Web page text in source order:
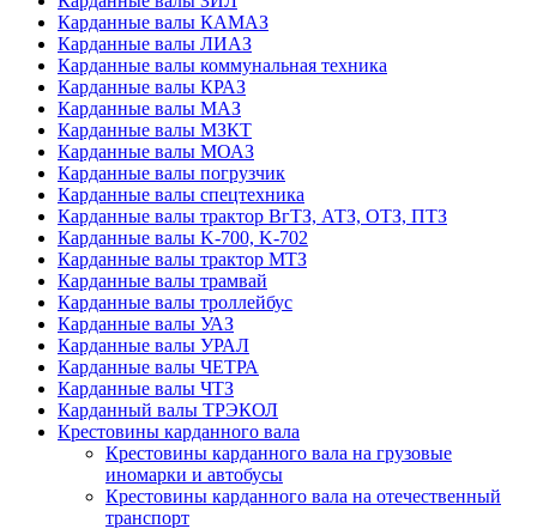
Карданные валы КАМАЗ
Карданные валы ЛИАЗ
Карданные валы коммунальная техника
Карданные валы КРАЗ
Карданные валы МАЗ
Карданные валы МЗКТ
Карданные валы МОАЗ
Карданные валы погрузчик
Карданные валы спецтехника
Карданные валы трактор ВгТЗ, АТЗ, ОТЗ, ПТЗ
Карданные валы K-700, K-702
Карданные валы трактор МТЗ
Карданные валы трамвай
Карданные валы троллейбус
Карданные валы УАЗ
Карданные валы УРАЛ
Карданные валы ЧЕТРА
Карданные валы ЧТЗ
Карданный валы ТРЭКОЛ
Крестовины карданного вала
Крестовины карданного вала на грузовые
иномарки и автобусы
Крестовины карданного вала на отечественный
транспорт